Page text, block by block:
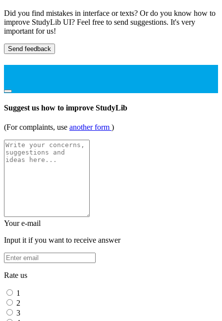
Did you find mistakes in interface or texts? Or do you know how to
improve StudyLib UI? Feel free to send suggestions. It's very
important for us!
Send feedback
Suggest us how to improve StudyLib
(For complaints, use another form )
Your e-mail
Input it if you want to receive answer
Rate us
1
2
3